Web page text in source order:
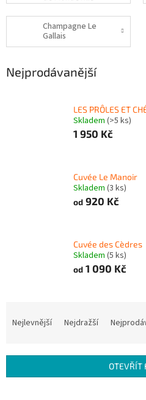
Champagne Le
Gallais
Nejprodávanější
LES PRÔLES ET
Skladem (>5 ks)
1 950 Kč
Cuvée Le Manoir
Skladem (3 ks)
od 920 Kč
Cuvée des Cèdres
Skladem (5 ks)
od 1 090 Kč
í
Nejlevnější Nejdražší
OTEVŘÍT